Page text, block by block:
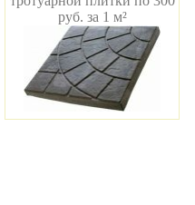
руб. за 1 м²